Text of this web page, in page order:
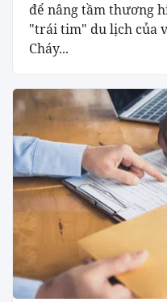
để nâng tầm thương
"trái tim" du lịch của
Cháy...